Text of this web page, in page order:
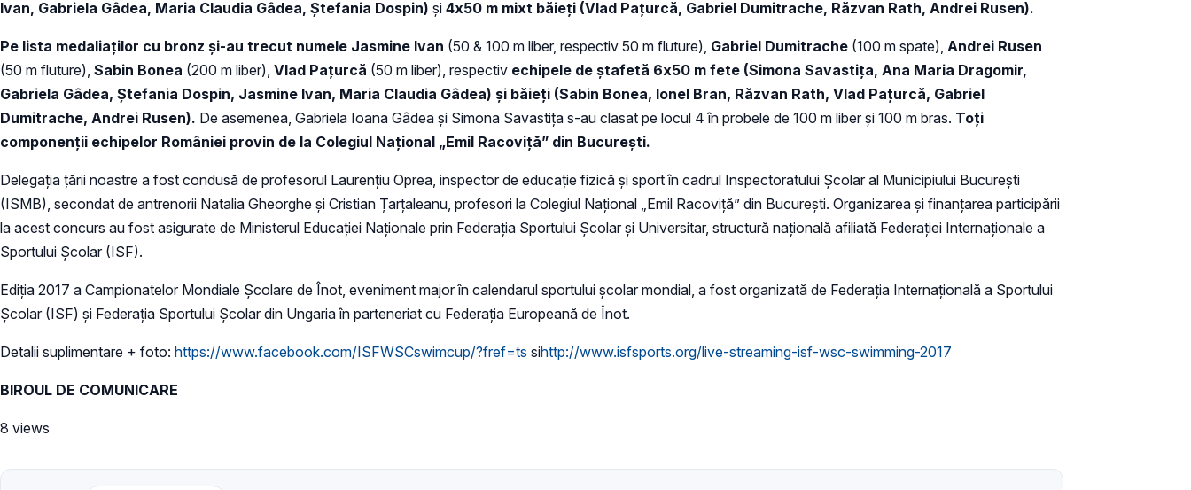
Ivan, Gabriela Gâdea, Maria Claudia Gâdea, Ștefania Dospin) și 4x50 m mixt băieți (Vlad Pațurcă, Gabriel Dumitrache, Răzvan Rath, Andrei Rusen).
Pe lista medaliaților cu bronz și-au trecut numele Jasmine Ivan (50 & 100 m liber, respectiv 50 m fluture), Gabriel Dumitrache (100 m spate), Andrei Rusen
(50 m fluture), Sabin Bonea (200 m liber), Vlad Pațurcă (50 m liber), respectiv echipele de ștafetă 6x50 m fete (Simona Savastița, Ana Maria Dragomir,
Gabriela Gâdea, Ștefania Dospin, Jasmine Ivan, Maria Claudia Gâdea) și băieți (Sabin Bonea, Ionel Bran, Răzvan Rath, Vlad Pațurcă, Gabriel
Dumitrache, Andrei Rusen). De asemenea, Gabriela Ioana Gâdea și Simona Savastița s-au clasat pe locul 4 în probele de 100 m liber și 100 m bras. Toți
componenții echipelor României provin de la Colegiul Naţional „Emil Racoviţă” din Bucureşti.
Delegaţia țării noastre a fost condusă de profesorul Laurențiu Oprea, inspector de educaţie fizică şi sport în cadrul Inspectoratului Şcolar al Municipiului Bucureşti
(ISMB), secondat de antrenorii Natalia Gheorghe şi Cristian Țarțaleanu, profesori la Colegiul Naţional „Emil Racoviţă” din Bucureşti. Organizarea şi finanţarea participării
la acest concurs au fost asigurate de Ministerul Educaţiei Naţionale prin Federaţia Sportului Şcolar şi Universitar, structură națională afiliată Federaţiei Internaţionale a
Sportului Şcolar (ISF).
Ediția 2017 a Campionatelor Mondiale Şcolare de Înot, eveniment major în calendarul sportului şcolar mondial, a fost organizată de Federaţia Internaţională a Sportului
Şcolar (ISF) şi Federaţia Sportului Şcolar din Ungaria în parteneriat cu Federaţia Europeană de Înot.
Detalii suplimentare + foto: https://www.facebook.com/ISFWSCswimcup/?fref=ts sihttp://www.isfsports.org/live-streaming-isf-wsc-swimming-2017
BIROUL DE COMUNICARE
8 views